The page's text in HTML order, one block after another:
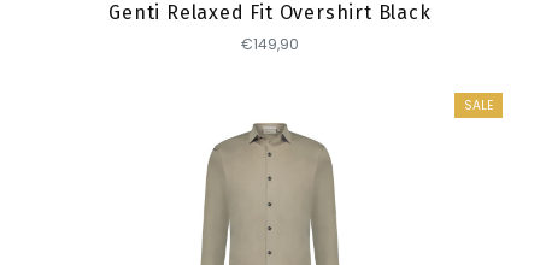
Genti Relaxed Fit Overshirt Black
€149,90
SALE